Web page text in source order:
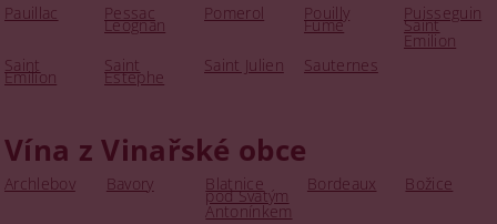
Pauillac
Pessac
Leognan
Pomerol Pouilly
Fumé
Puisseguin
Saint
Emilion
Saint
Emilion
Saint
Estephe
Saint Julien Sauternes
Vína z Vinařské obce
Archlebov Bavory Blatnice
pod Svatým
Antonínkem
Bordeaux Božice